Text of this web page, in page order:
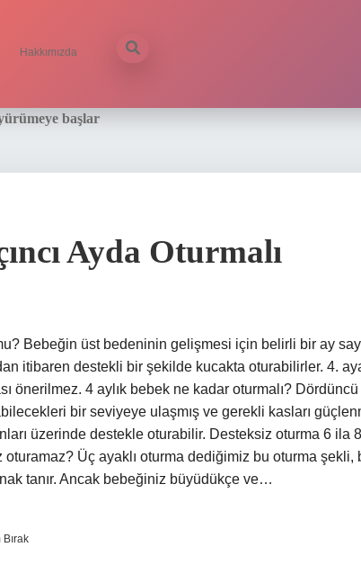
Hakkımızda
başlar
Ayda Oturmalı
Bebeğin üst bedeninin gelişmesi için belirli bir ay
itibaren destekli bir şekilde kucakta oturabilirler. 4.
önerilmez. 4 aylık bebek ne kadar oturmalı?
bir seviyeye ulaşmış ve gerekli kasları
üzerinde destekle oturabilir. Desteksiz oturma 6 ila
oturamaz? Üç ayaklı oturma dediğimiz bu oturma
tanır. Ancak bebeğiniz büyüdükçe ve…